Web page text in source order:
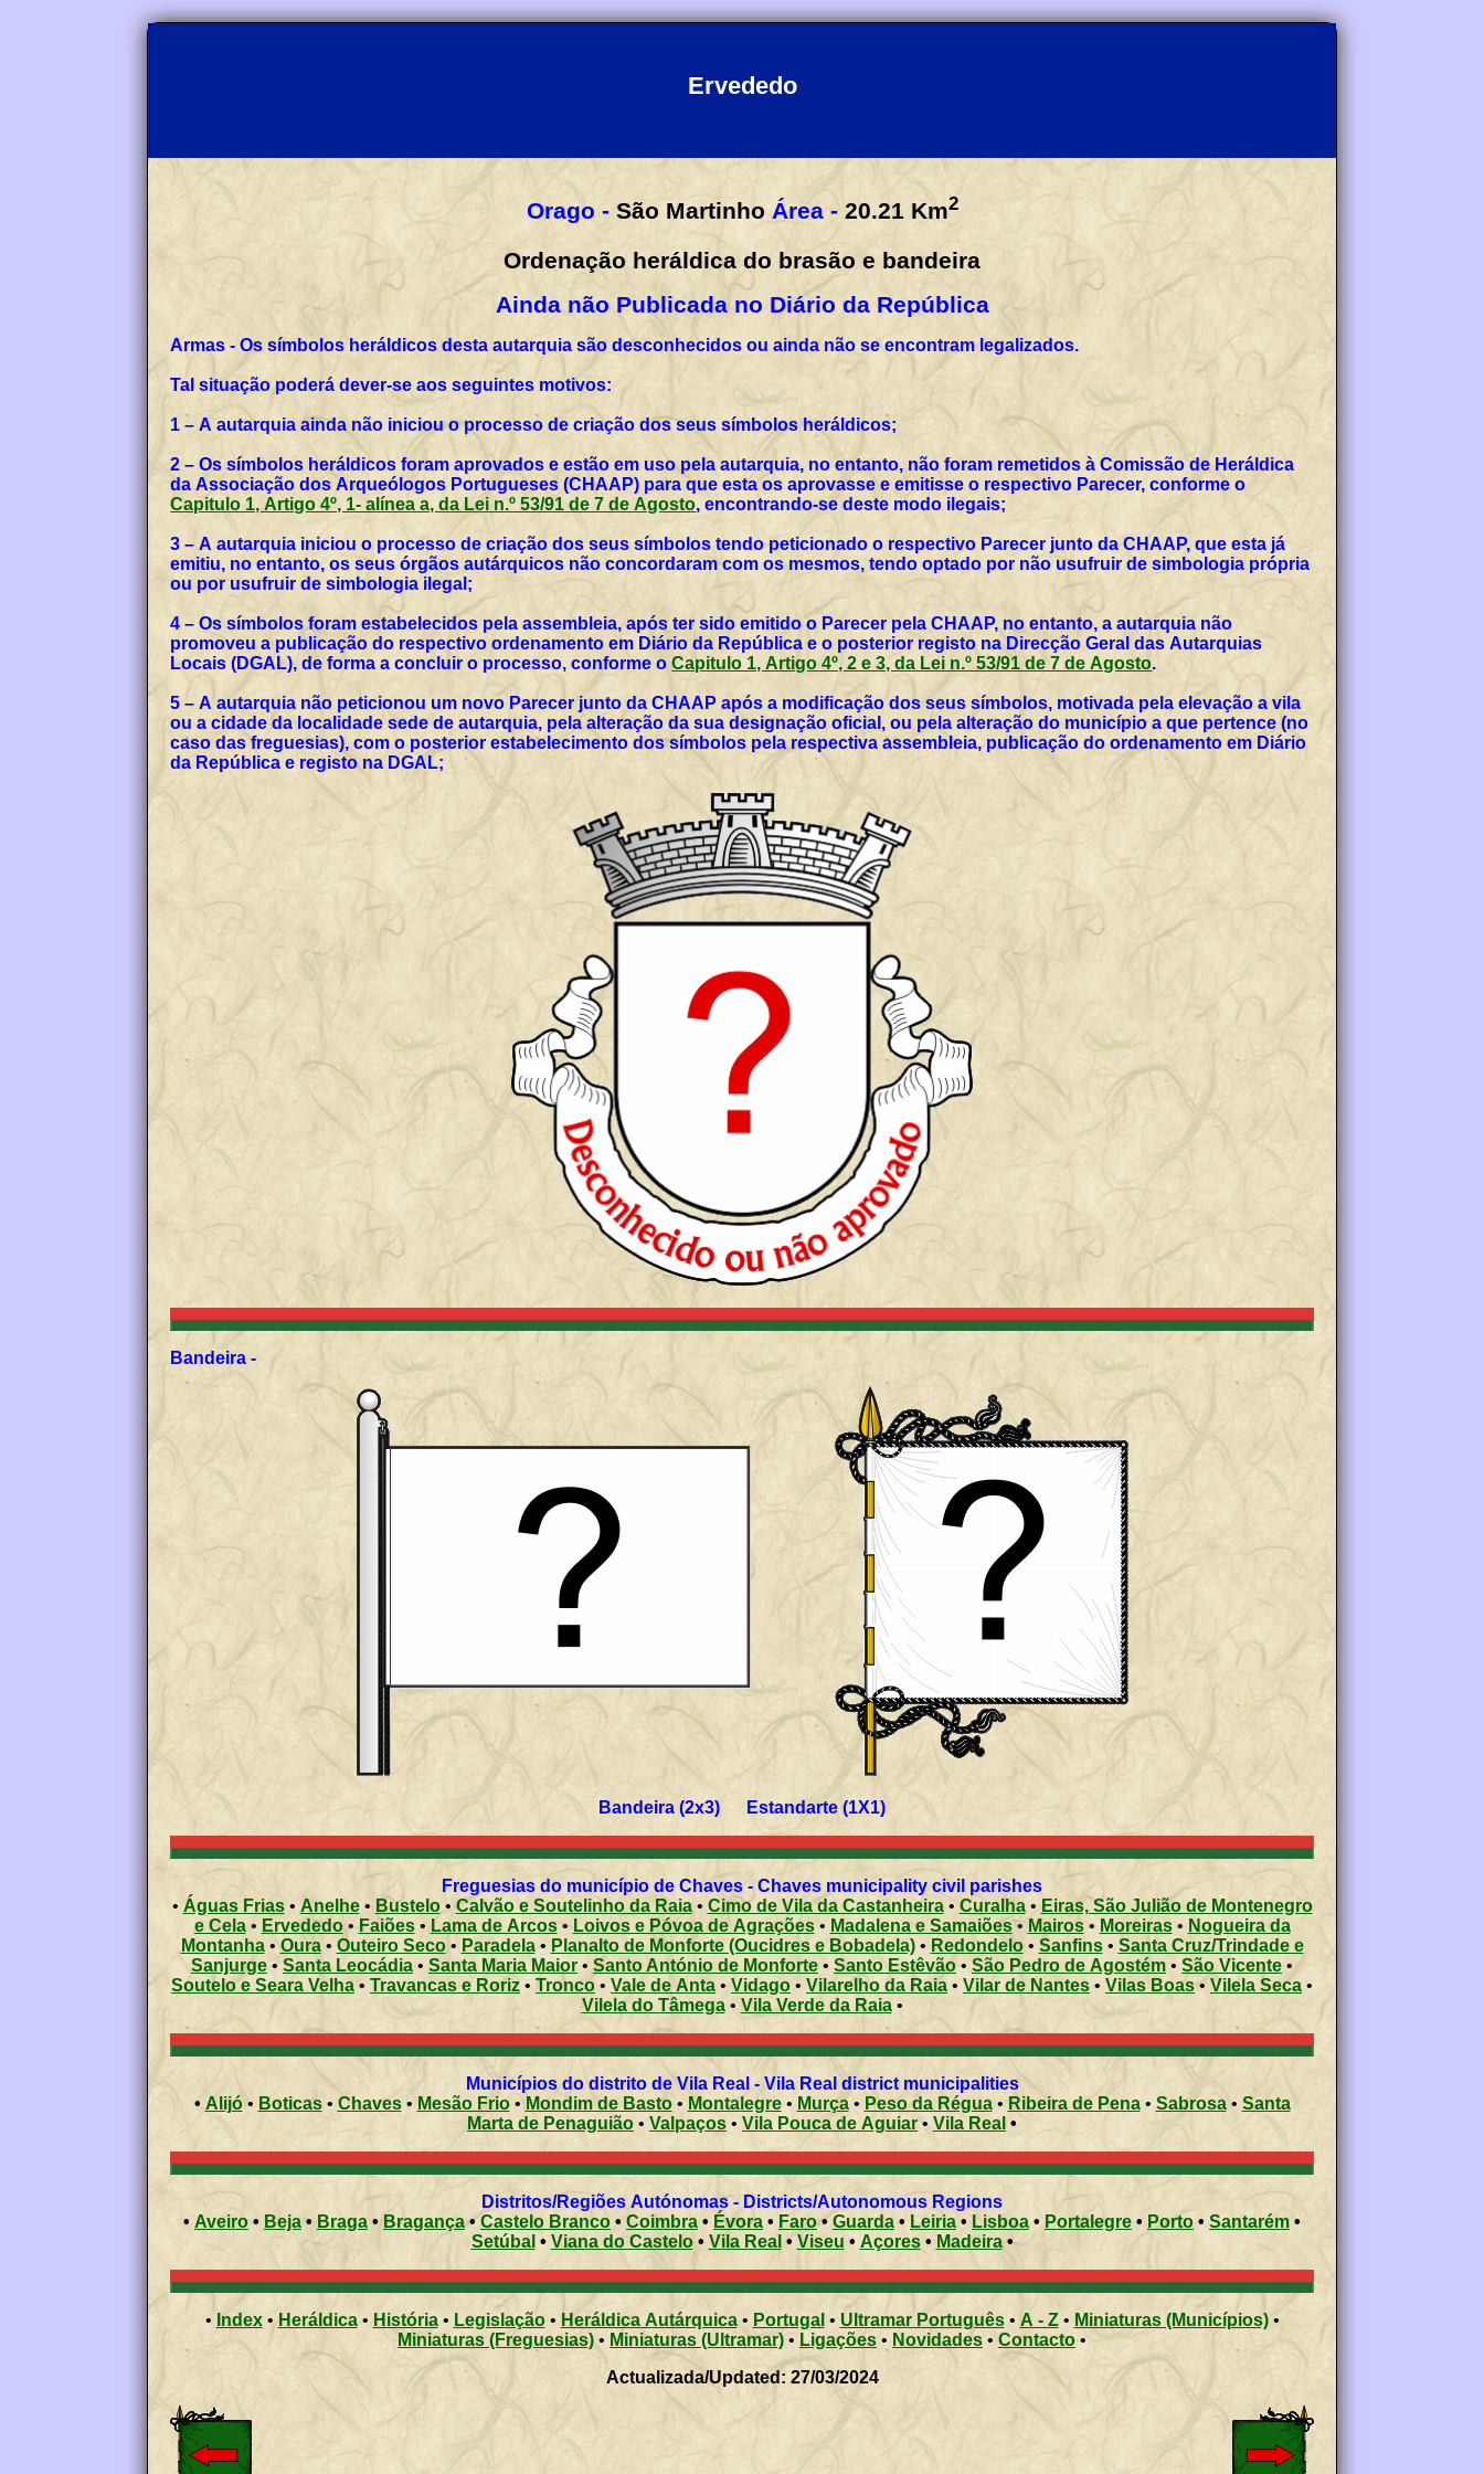
Ervededo
Orago - São MartinhoÁrea - 20.21 Km2
Ordenação heráldica do brasão e bandeira
Ainda não Publicada no Diário da República
Armas - Os símbolos heráldicos desta autarquia são desconhecidos ou ainda não se encontram legalizados.
Tal situação poderá dever-se aos seguintes motivos:
1 – A autarquia ainda não iniciou o processo de criação dos seus símbolos heráldicos;
2 – Os símbolos heráldicos foram aprovados e estão em uso pela autarquia, no entanto, não foram remetidos à Comissão de Heráldica
da Associação dos Arqueólogos Portugueses (CHAAP) para que esta os aprovasse e emitisse o respectivo Parecer, conforme o
Capitulo 1, Artigo 4º, 1- alínea a, da Lei n.º 53/91 de 7 de Agosto, encontrando-se deste modo ilegais;
3 – A autarquia iniciou o processo de criação dos seus símbolos tendo peticionado o respectivo Parecer junto da CHAAP, que esta já
emitiu, no entanto, os seus órgãos autárquicos não concordaram com os mesmos, tendo optado por não usufruir de simbologia própria
ou por usufruir de simbologia ilegal;
4 – Os símbolos foram estabelecidos pela assembleia, após ter sido emitido o Parecer pela CHAAP, no entanto, a autarquia não
promoveu a publicação do respectivo ordenamento em Diário da República e o posterior registo na Direcção Geral das Autarquias
Locais (DGAL), de forma a concluir o processo, conforme oCapitulo 1, Artigo 4º, 2 e 3, da Lei n.º 53/91 de 7 de Agosto.
5 – A autarquia não peticionou um novo Parecer junto da CHAAP após a modificação dos seus símbolos, motivada pela elevação a vila
ou a cidade da localidade sede de autarquia, pela alteração da sua designação oficial, ou pela alteração do município a que pertence (no
caso das freguesias), com o posterior estabelecimento dos símbolos pela respectiva assembleia, publicação do ordenamento em Diário
da República e registo na DGAL;
Bandeira -
Bandeira (2x3) Estandarte (1X1)
Freguesias do município de Chaves - Chaves municipality civil parishes
• Águas Frias• Anelhe• Bustelo•Calvão e Soutelinho da Raia• Cimo de Vila da Castanheira• Curalha• Eiras, São Julião de Montenegro
e Cela• Ervededo• Faiões•Lama de Arcos• Loivos e Póvoa de Agrações• Madalena e Samaiões• Mairos• Moreiras• Nogueira da
Montanha•Oura• Outeiro Seco• Paradela• Planalto de Monforte (Oucidres e Bobadela)• Redondelo• Sanfins• Santa Cruz/Trindade e
Sanjurge• Santa Leocádia • Santa Maria Maior • Santo António de Monforte • Santo Estêvão•São Pedro de Agostém • São Vicente •
Soutelo e Seara Velha • Travancas e Roriz • Tronco • Vale de Anta • Vidago • Vilarelho da Raia • Vilar de Nantes • Vilas Boas• Vilela Seca •
Vilela do Tâmega•Vila Verde da Raia•
Municípios do distrito de Vila Real - Vila Real district municipalities
• Alijó• Boticas• Chaves• Mesão Frio• Mondim de Basto• Montalegre• Murça• Peso da Régua• Ribeira de Pena• Sabrosa• Santa
Marta de Penaguião • Valpaços • Vila Pouca de Aguiar•Vila Real •
Distritos/Regiões Autónomas - Districts/Autonomous Regions
• Aveiro• Beja • Braga • Bragança•Castelo Branco • Coimbra • Évora • Faro•Guarda • Leiria • Lisboa •Portalegre • Porto • Santarém •
Setúbal • Viana do Castelo• Vila Real •Viseu • Açores • Madeira •
• Index• Heráldica• História • Legislação • Heráldica Autárquica• Portugal • Ultramar Português• A - Z• Miniaturas (Municípios)•
Miniaturas (Freguesias) • Miniaturas (Ultramar)• Ligações • Novidades • Contacto•
Actualizada/Updated: 27/03/2024